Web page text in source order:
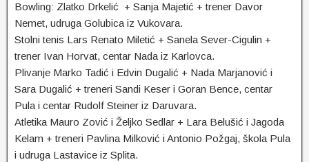
Bowling: Zlatko Drkelić + Sanja Majetić + trener Davor
Nemet, udruga Golubica iz Vukovara.
Stolni tenis Lars Renato Miletić + Sanela Sever-Cigulin +
trener Ivan Horvat, centar Nada iz Karlovca.
Plivanje Marko Tadić i Edvin Dugalić + Nada Marjanović i
Sara Dugalić + treneri Sandi Keser i Goran Bence, centar
Pula i centar Rudolf Steiner iz Daruvara.
Atletika Mauro Zović i Željko Sedlar + Lara Belušić i Jagoda
Kelam + treneri Pavlina Milković i Antonio Požgaj, škola Pula
i udruga Lastavice iz Splita.